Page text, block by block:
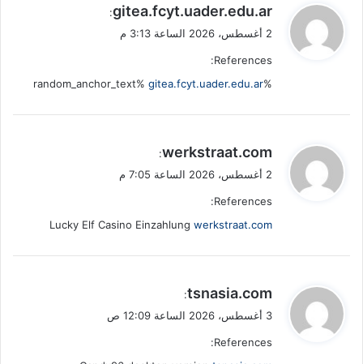
ي
ق
ل
gitea.fcyt.uader.edu.ar
:
2 أغسطس، 2026 الساعة 3:13 م
References:
%random_anchor_text%
gitea.fcyt.uader.edu.ar
ي
ق
ل
werkstraat.com
:
2 أغسطس، 2026 الساعة 7:05 م
References:
Lucky Elf Casino Einzahlung werkstraat.com
ي
ق
ل
tsnasia.com
:
3 أغسطس، 2026 الساعة 12:09 ص
References: